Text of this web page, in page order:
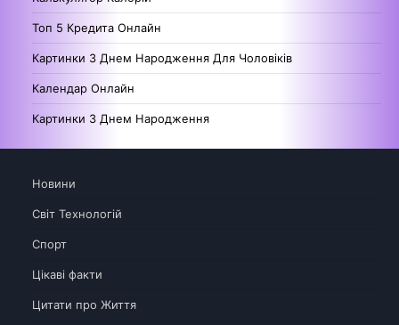
Топ 5 Кредита Онлайн
Картинки З Днем Народження Для Чоловіків
Календар Онлайн
Картинки З Днем Народження
Новини
Світ Технологій
Спорт
Цікаві факти
Цитати про Життя